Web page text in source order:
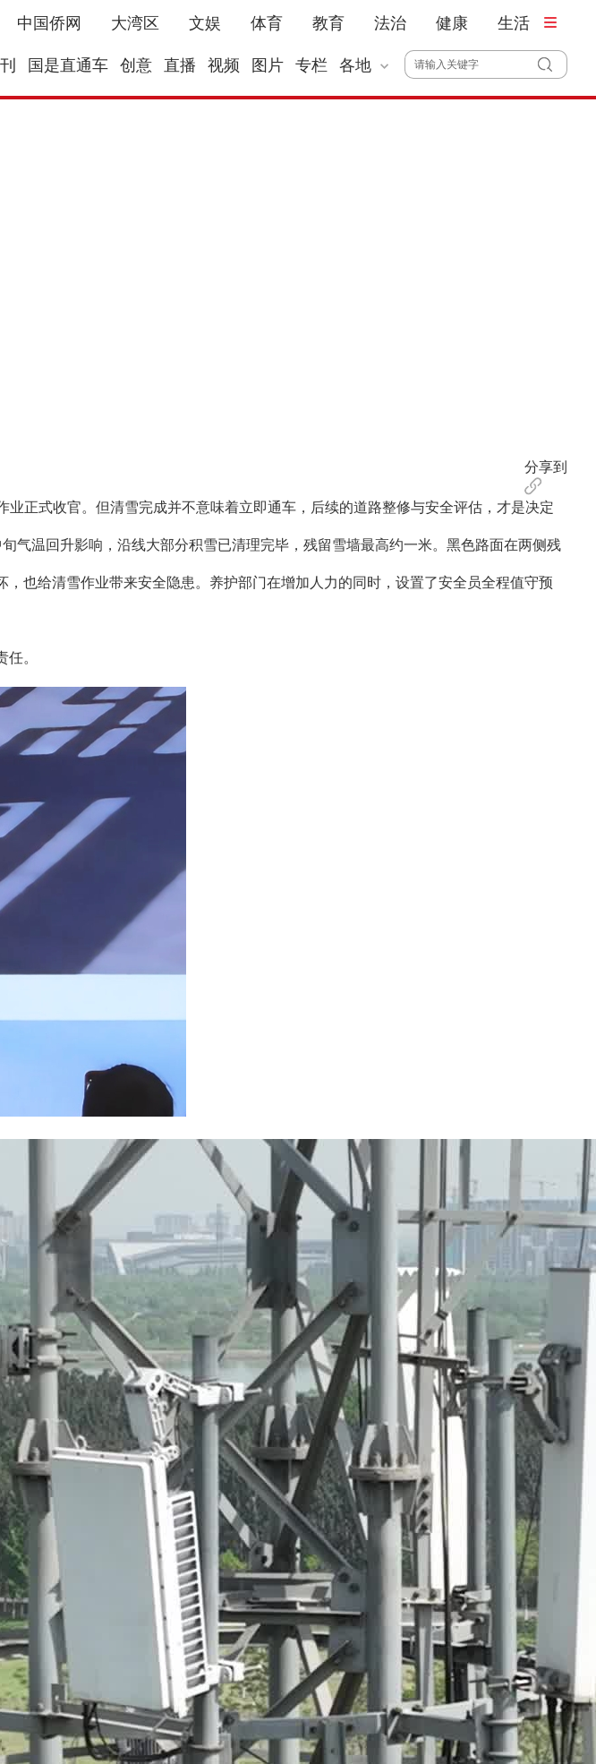
中国侨网 大湾区 文娱 体育 教育 法治 健康 生活
国是直通车 创意 直播 视频 图片 专栏 各地
分享到
式收官。但清雪完成并不意味着立即通车，后续的道路整修与安全评估，才是决定
温回升影响，沿线大部分积雪已清理完毕，残留雪墙最高约一米。黑色路面在两侧残
给清雪作业带来安全隐患。养护部门在增加人力的同时，设置了安全员全程值守预
。